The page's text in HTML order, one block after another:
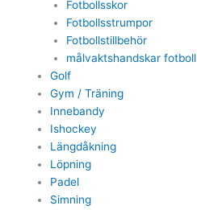
Fotbollsskor
Fotbollsstrumpor
Fotbollstillbehör
målvaktshandskar fotboll
Golf
Gym / Träning
Innebandy
Ishockey
Längdåkning
Löpning
Padel
Simning